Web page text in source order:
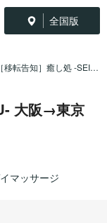
全国版
［移転告知］癒し処 -SEIRAKU- 大阪→東京へ移転決定！
大阪→東京
マッサージ